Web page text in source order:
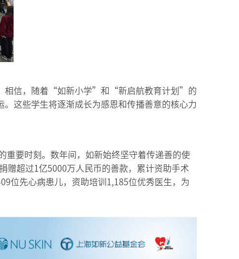
。相信，随着“如新小学”和“新启航教育计划”的
这些学生将逐渐成长为感恩和传播善意的核心力
重要时刻。数年间，如新始终坚守着传递善的使
赠超过1亿5000万人民币的善款，累计资助手术
位先心病患儿，资助培训1,185位优秀医生，为